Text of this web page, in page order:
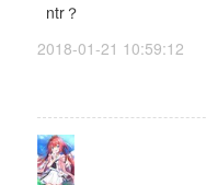
ntr？
2018-01-21 10:59:12